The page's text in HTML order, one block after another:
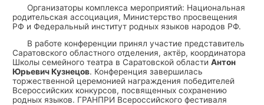
Организаторы комплекса мероприятий: Национальная
родительская ассоциация, Министерство просвещения
РФ и Федеральный институт родных языков народов РФ.
В работе конференции принял участие представитель
Саратовского областного отделения, актёр, координатора
Школы семейного театра в Саратовской областиАнтон
Юрьевич Кузнецов. Конференция завершилась
торжественной церемонией награждения победителей
Всероссийских конкурсов, посвященных сохранению
родных языков. ГРАНПРИ Всероссийского фестиваля